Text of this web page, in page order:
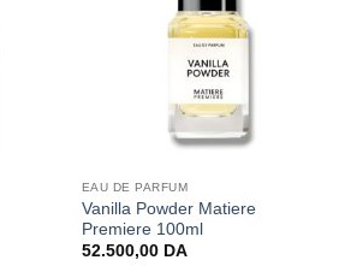
EAU DE PARFUM
Vanilla Powder Matiere
Premiere 100ml
52.500,00 DA